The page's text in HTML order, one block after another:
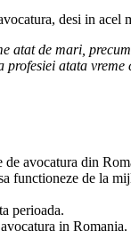
desi in acel
de mari,
atata
avocatura din
functioneze de la
perioada.
in Romania.